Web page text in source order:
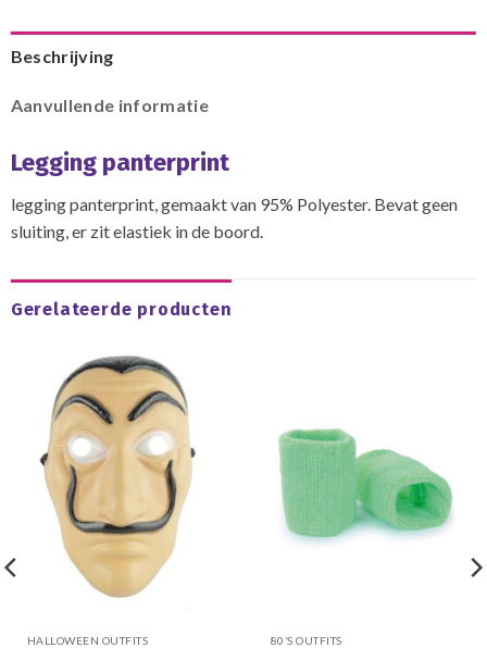
Beschrijving
Aanvullende informatie
Legging panterprint
legging panterprint, gemaakt van 95% Polyester. Bevat geen
sluiting, er zit elastiek in de boord.
Gerelateerde producten
HALLOWEEN OUTFITS 80’S OUTFITS